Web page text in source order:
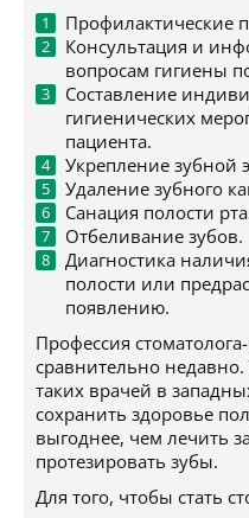
Профилактические
Консультация и
вопросам гигиены
Составление
гигиенических
пациента.
Укрепление зубной
Удаление зубного
Санация полости
Отбеливание зубов.
Диагностика
полости или
появлению.
Профессия
сравнительно
таких врачей в
сохранить здоровье
выгоднее, чем лечить
протезировать зубы.
Для того, чтобы стать